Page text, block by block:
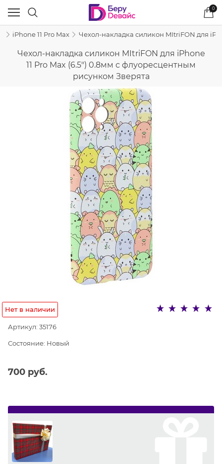
0
iPhone 11 Pro Max Чехол-накладка силикон MItriFON для
Чехол-накладка силикон MItriFON для iPhone
11 Pro Max (6.5") 0.8мм с флуоресцентным
рисунком Зверята
Нет в наличии
Артикул: 35176
Состояние: Новый
700 руб.